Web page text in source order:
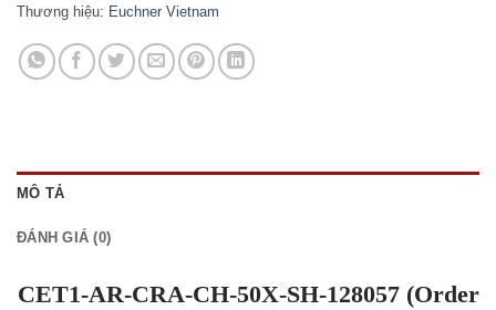
Thương hiệu: Euchner Vietnam
MÔ TẢ
ĐÁNH GIÁ (0)
CET1-AR-CRA-CH-50X-SH-128057 (Order